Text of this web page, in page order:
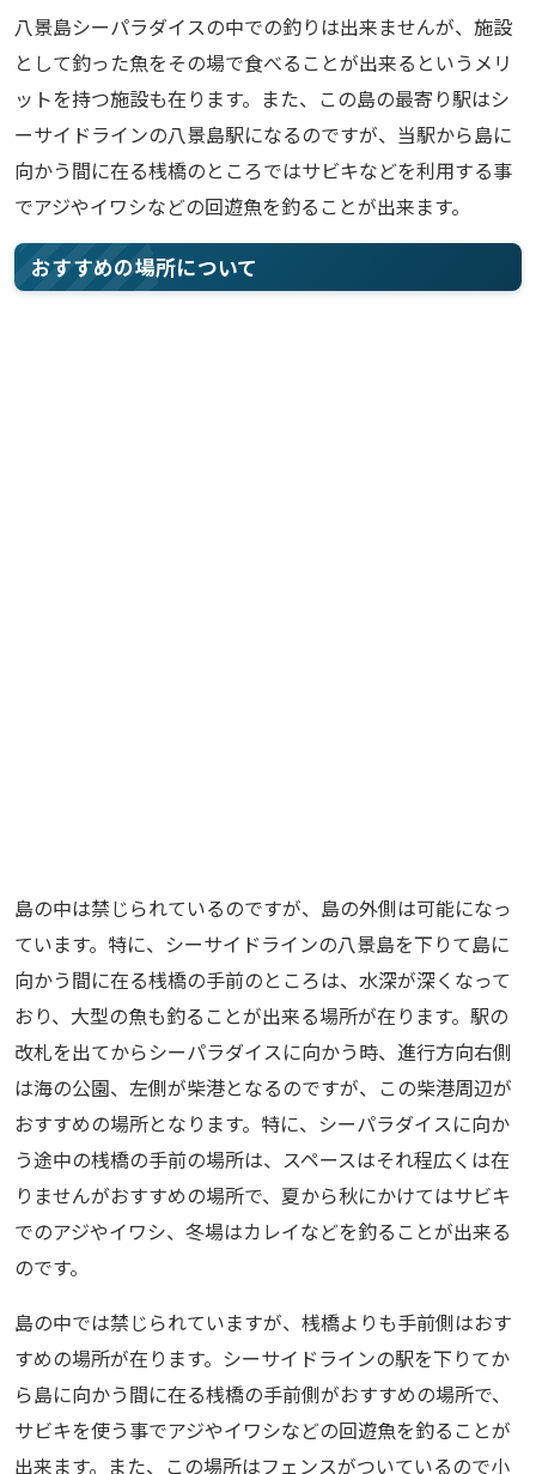
八景島シーパラダイスの中での釣りは出来ませんが、施設
として釣った魚をその場で食べることが出来るというメリ
ットを持つ施設も在ります。また、この島の最寄り駅はシ
ーサイドラインの八景島駅になるのですが、当駅から島に
向かう間に在る桟橋のところではサビキなどを利用する事
でアジやイワシなどの回遊魚を釣ることが出来ます。
おすすめの場所について
島の中は禁じられているのですが、島の外側は可能になっ
ています。特に、シーサイドラインの八景島を下りて島に
向かう間に在る桟橋の手前のところは、水深が深くなって
おり、大型の魚も釣ることが出来る場所が在ります。駅の
改札を出てからシーパラダイスに向かう時、進行方向右側
は海の公園、左側が柴港となるのですが、この柴港周辺が
おすすめの場所となります。特に、シーパラダイスに向か
う途中の桟橋の手前の場所は、スペースはそれ程広くは在
りませんがおすすめの場所で、夏から秋にかけてはサビキ
でのアジやイワシ、冬場はカレイなどを釣ることが出来る
のです。
島の中では禁じられていますが、桟橋よりも手前側はおす
すめの場所が在ります。シーサイドラインの駅を下りてか
ら島に向かう間に在る桟橋の手前側がおすすめの場所で、
サビキを使う事でアジやイワシなどの回遊魚を釣ることが
出来ます。また、この場所はフェンスがついているので小